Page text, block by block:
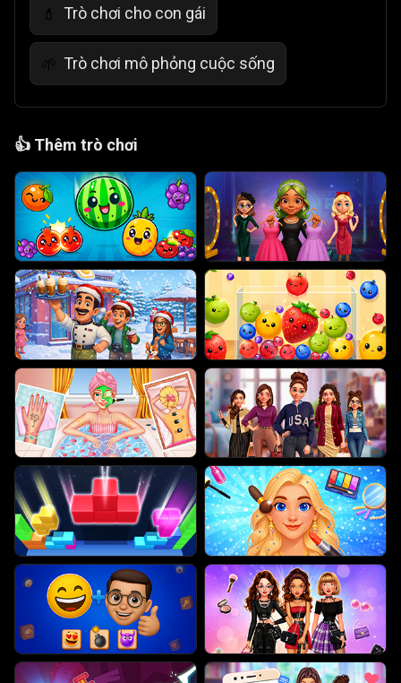
💄 Trò chơi cho con gái
🌱 Trò chơi mô phỏng cuộc sống
👍 Thêm trò chơi